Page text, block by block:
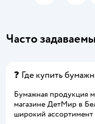
Часто
❓ Где купить
Бумажная продукция
магазине ДетМир в
широкий